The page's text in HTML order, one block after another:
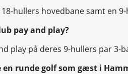
hullers hovedbane samt en
pay and play?
play på deres 9-hullers par
runde golf som gæst i